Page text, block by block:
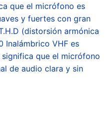
que el micrófono es
y fuertes con gran
(distorsión armónica
Inalámbrico VHF es
que el micrófono
de audio clara y sin